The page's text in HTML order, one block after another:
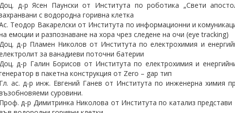
д-р Ясен Паунски от Института по роботика „Свети
с водородна горивна клетка
Теодор Вакарелски от Института по информационни и
емоции и разпознаване на хора чрез следене на очи (eye tracking)
д-р Пламен Николов от Института по електрохимия и
за ванадиеви поточни батерии
д-р Галин Борисов от Института по електрохимия и
в пакетна конструкция от Zero – gap тип
Гл. ас. д-р инж. Евгений Ганев от Института по инженерна химия
суровини.
Проф. д-р Димитринка Николова от Института по катализ